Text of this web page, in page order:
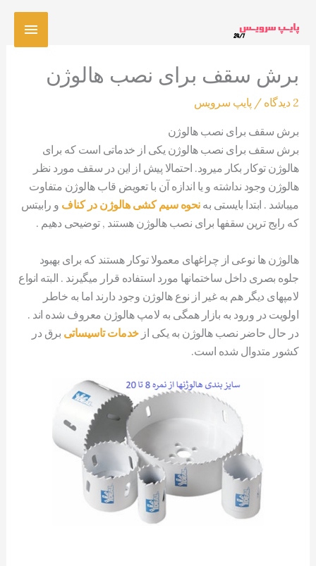
برش سقف برای نصب هالوژن
2 دیدگاه / پایپ سرویس
برش سقف برای نصب هالوژن
برش سقف برای نصب هالوژن یکی از خدماتی است که برای
هالوژن توکار بکار میرود. احتمالا پیش از این در سقف مورد نظر
هالوژن وجود نداشته و یا اندازه آن با تعویض قاب هالوژن متفاوت
میباشد . ابتدا بایستی بهنحوه سیم کشی هالوژن در کناف و رابیتس
که رایج ترین سقفها برای نصب هالوژن هستند , توضیحی دهیم .
هالوژن ها نوعی از چراغهای معمولا توکار هستند که برای بهبود
جلوه بصری داخل ساختمانها مورد استفاده قرار میگیرند . البته انواع
لامپهای دیگر هم به غیر از نوع هالوژن وجود دارند اما به خاطر
اولویت در ورود به بازار همگی به لامپ هالوژن معروف شده اند .
در حال حاضر نصب هالوژن به یکی ازخدمات تاسیساتی برق در
کشور متدوال شده است.